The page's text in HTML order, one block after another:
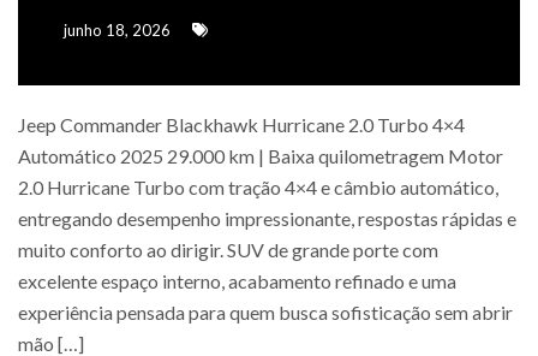
junho 18, 2026
Jeep Commander Blackhawk Hurricane 2.0 Turbo 4×4
Automático 2025 29.000 km | Baixa quilometragem Motor
2.0 Hurricane Turbo com tração 4×4 e câmbio automático,
entregando desempenho impressionante, respostas rápidas e
muito conforto ao dirigir. SUV de grande porte com
excelente espaço interno, acabamento refinado e uma
experiência pensada para quem busca sofisticação sem abrir
mão […]